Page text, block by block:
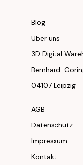
Blog
Über uns
3D Digital
Bernhard-
04107 Leipzig
AGB
Datenschutz
Impressum
Kontakt